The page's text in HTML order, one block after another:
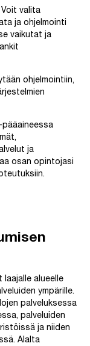
valita
ja ohjelmointi
vaikutat ja
ohjelmointiin,
-pääaineessa
ja
osan opintojasi
alueelle
ympärille.
palveluksessa
palveluiden
ja niiden
Alalta